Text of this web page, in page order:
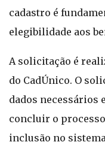
cadastro é
elegibilidade aos
A solicitação é
do CadÚnico. O
dados necessários
concluir o
inclusão no